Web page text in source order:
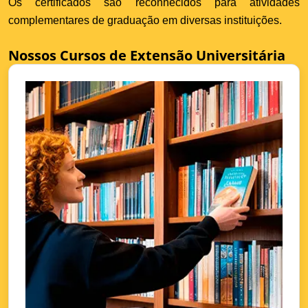
Os certificados são reconhecidos para atividades
complementares de graduação em diversas instituições.
Nossos Cursos de Extensão Universitária